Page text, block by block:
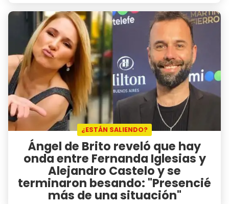
¿ESTÁN SALIENDO?
Ángel de Brito reveló que hay
onda entre Fernanda Iglesias y
Alejandro Castelo y se
terminaron besando: "Presencié
más de una situación"